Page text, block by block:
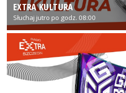
EXTRA KULTURA
Słuchaj jutro po godz. 08:00